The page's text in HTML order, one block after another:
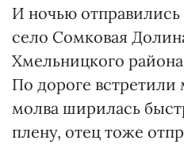
И ночью
село Сомковая
Хмельницкого
По дороге встретили
молва ширилась
плену, отец тоже